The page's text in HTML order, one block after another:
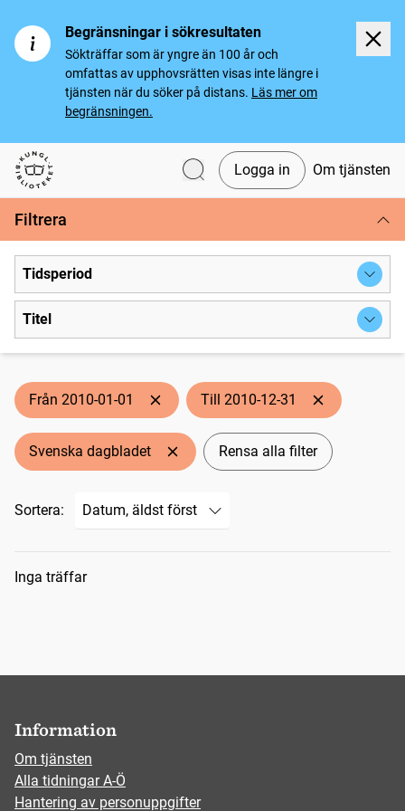
Begränsningar i sökresultaten
Sökträffar som är yngre än 100 år och
omfattas av upphovsrätten visas inte längre i
tjänsten när du söker på distans. Läs mer om
begränsningen.
Svenska tidningar
Logga in Om tjänsten
Filtrera
Tidsperiod
Titel
Från 2010-01-01 Till 2010-12-31
Svenska dagbladet Rensa alla filter
Sortera:
Sökresultat
Inga träffar
Information
Om tjänsten
Alla tidningar A-Ö
Hantering av personuppgifter